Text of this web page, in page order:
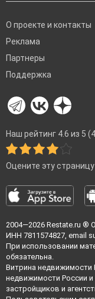
О проекте и контакты
Реклама
Партнеры
Поддержка
Наш рейтинг 4.6 из 5
Оцените эту страницу
2004—2026 Restate.ru ®
ИНН 7811574827, email
При использовании
обязательна.
Витрина недвижимости
недвижимости России
застройщиков и